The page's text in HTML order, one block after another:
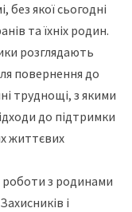
без якої сьогодні
та їхніх родин.
розглядають
повернення до
труднощі, з якими
до підтримки
життєвих
роботи з родинами
і